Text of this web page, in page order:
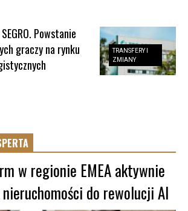
TRANSFERY I
ZMIANY
Powstanie
graczy na rynku
w regionie EMEA aktywnie
do rewolucji AI